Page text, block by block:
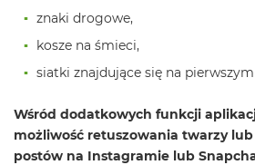
a
c
o
k
A
znaki drogowe,
kosze na śmieci,
siatki znajdujące się na
Wśród dodatkowych funkcji
możliwość retuszowania twarzy
postów na Instagramie lub